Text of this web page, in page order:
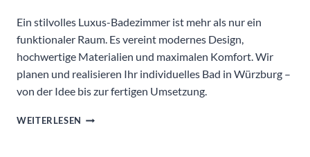
Ein stilvolles Luxus-Badezimmer ist mehr als nur ein
funktionaler Raum. Es vereint modernes Design,
hochwertige Materialien und maximalen Komfort. Wir
planen und realisieren Ihr individuelles Bad in Würzburg –
von der Idee bis zur fertigen Umsetzung.
WEITERLESEN LUXUS-